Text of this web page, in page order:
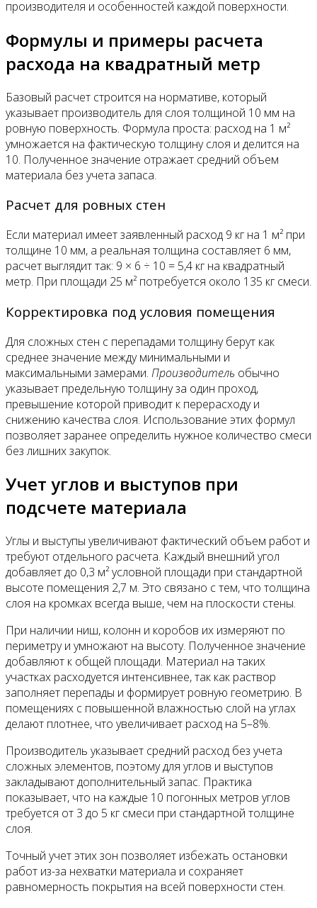
производителя и особенностей каждой поверхности.
Формулы и примеры расчета
расхода на квадратный метр
Базовый расчет строится на нормативе, который
указывает производитель для слоя толщиной 10 мм на
ровную поверхность. Формула проста: расход на 1 м²
умножается на фактическую толщину слоя и делится на
10. Полученное значение отражает средний объем
материала без учета запаса.
Расчет для ровных стен
Если материал имеет заявленный расход 9 кг на 1 м² при
толщине 10 мм, а реальная толщина составляет 6 мм,
расчет выглядит так: 9 × 6 ÷ 10 = 5,4 кг на квадратный
метр. При площади 25 м² потребуется около 135 кг смеси.
Корректировка под условия помещения
Для сложных стен с перепадами толщину берут как
среднее значение между минимальными и
максимальными замерами. Производитель обычно
указывает предельную толщину за один проход,
превышение которой приводит к перерасходу и
снижению качества слоя. Использование этих формул
позволяет заранее определить нужное количество смеси
без лишних закупок.
Учет углов и выступов при
подсчете материала
Углы и выступы увеличивают фактический объем работ и
требуют отдельного расчета. Каждый внешний угол
добавляет до 0,3 м² условной площади при стандартной
высоте помещения 2,7 м. Это связано с тем, что толщина
слоя на кромках всегда выше, чем на плоскости стены.
При наличии ниш, колонн и коробов их измеряют по
периметру и умножают на высоту. Полученное значение
добавляют к общей площади. Материал на таких
участках расходуется интенсивнее, так как раствор
заполняет перепады и формирует ровную геометрию. В
помещениях с повышенной влажностью слой на углах
делают плотнее, что увеличивает расход на 5–8%.
Производитель указывает средний расход без учета
сложных элементов, поэтому для углов и выступов
закладывают дополнительный запас. Практика
показывает, что на каждые 10 погонных метров углов
требуется от 3 до 5 кг смеси при стандартной толщине
слоя.
Точный учет этих зон позволяет избежать остановки
работ из-за нехватки материала и сохраняет
равномерность покрытия на всей поверхности стен.